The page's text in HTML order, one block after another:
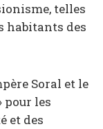
telles
habitants des
Soral et le
pour les
et des